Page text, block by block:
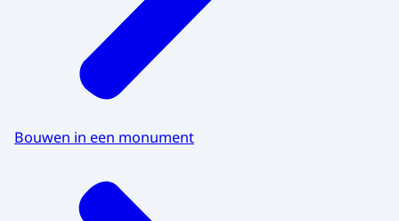
Bouwen in een monument